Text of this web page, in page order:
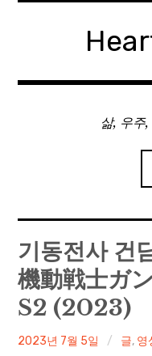
삶, 우주
홈
Private Military
Plebby Quest: The
기동전사 건
機動戦士ガ
S2 (2023)
irene
2023년 7월 5일 글, 영